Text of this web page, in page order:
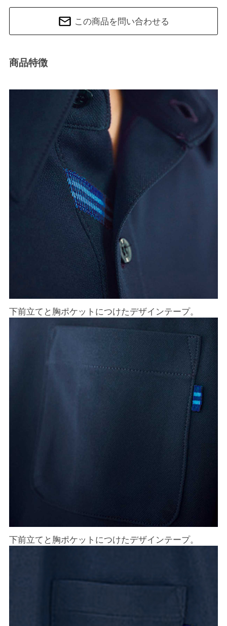
この商品を問い合わせる
商品特徴
下前立てと胸ポケットにつけたデザインテープ。
下前立てと胸ポケットにつけたデザインテープ。